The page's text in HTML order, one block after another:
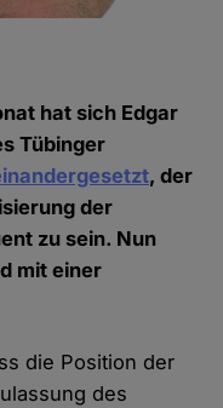
hat sich Edgar
Tübinger
, der
der
zu sein. Nun
mit einer
die Position der
des